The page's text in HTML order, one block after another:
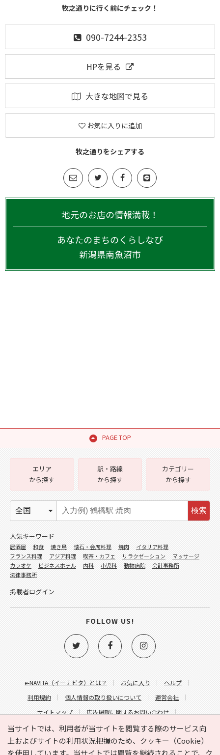
牧之通りに行く前にチェック！
090-7244-2353
HPを見る
大きな地図で見る
お気に入りに追加
牧之通りをシェアする
地元のお店の情報満載！
あなたのまちのくらしなび
新潟県南魚沼市
PAGE TOP
当サイトでは、利用者が当サイトを閲覧する際のサービス向
上およびサイトの利用状況把握のため、クッキー（Cookie）
を使用しています。当サイトでは閲覧を継続されることで、ク
e-NAVITA（イーナビタ）とは？ お気に入り
ヘルプ
利用規約
個人情報の取り扱いについて
運営会社
サイトマップ
広告掲載に関するお問い合わせ
サイトの内容に関するお問い合わせ
エリア
から探す
駅・路線
から探す
カテゴリー
から探す
検索
人気キーワード
居酒屋 和食 焼き鳥 懐石・会席料理 焼肉
イタリア料理
フランス料理
アジア料理 喫茶・カフェ リラクゼーション
マッサージ
カラオケ
ビジネスホテル 内科 小児科 動物病院
会計事務所
法律事務所
掲載者ログイン
FOLLOW US!